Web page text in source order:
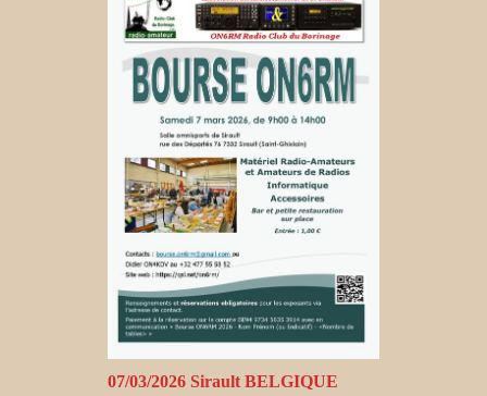
07/03/2026 Sirault BELGIQUE